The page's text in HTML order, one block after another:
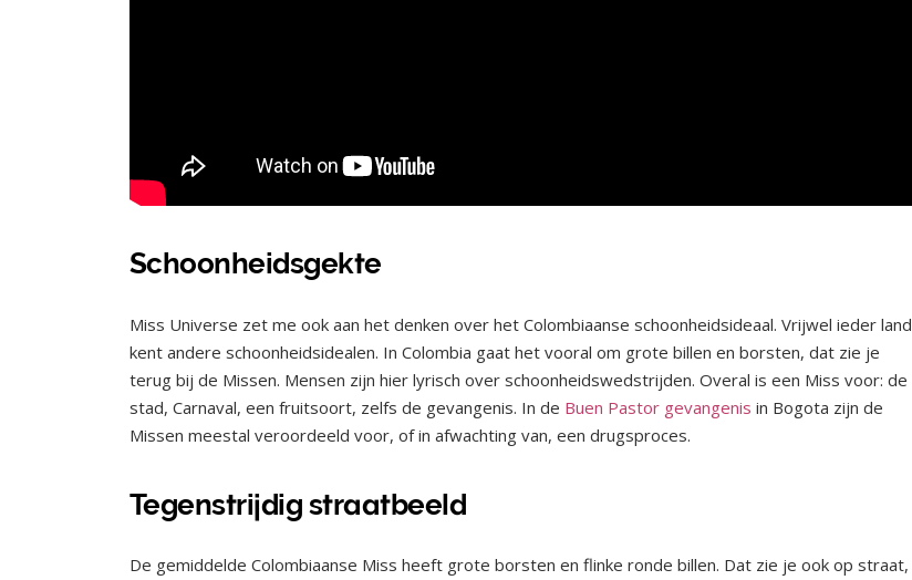
Schoonheidsgekte
Miss Universe zet me ook aan het denken over het Colombiaanse schoonheidsideaal. Vrijwel ieder land
kent andere schoonheidsidealen. In Colombia gaat het vooral om grote billen en borsten, dat zie je
terug bij de Missen. Mensen zijn hier lyrisch over schoonheidswedstrijden. Overal is een Miss voor: de
stad, Carnaval, een fruitsoort, zelfs de gevangenis. In de Buen Pastor gevangenis in Bogota zijn de
Missen meestal veroordeeld voor, of in afwachting van, een drugsproces.
Tegenstrijdig straatbeeld
De gemiddelde Colombiaanse Miss heeft grote borsten en flinke ronde billen. Dat zie je ook op straat,